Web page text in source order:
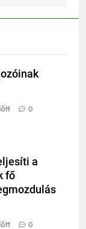
0
a
fő
0